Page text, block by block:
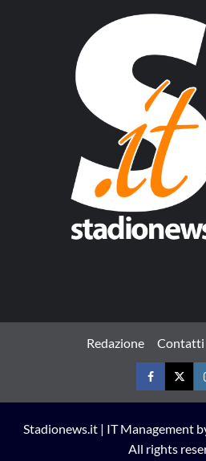
Redazione Contatti
Facebook
Stadionews.it | IT Management
All rights